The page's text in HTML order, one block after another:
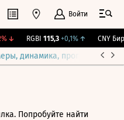
Войти
↓ RGBI 115,3 +0,1%↑ CNY
динамика, прогнозы
Попробуйте найти